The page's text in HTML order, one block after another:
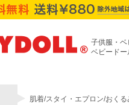
子供服・ベ
ベビードー
肌着/スタイ・エプロン/おく